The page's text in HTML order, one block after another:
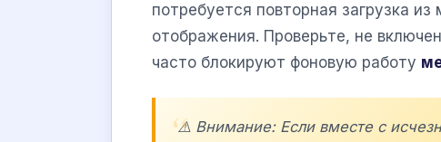
потребуется повторная загрузка
отображения. Проверьте, не
часто блокируют фоновую работу
⚠️ Внимание: Если вместе с